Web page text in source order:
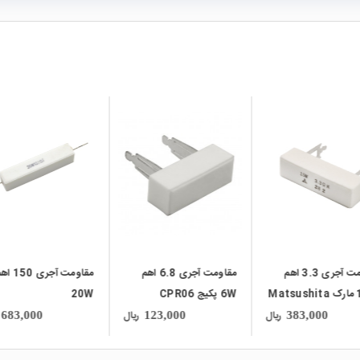
مقاومت آجری 6.8 اهم
123,000 ریال
مقاومت آجری 150 اهم
20W
683,000 ریال
مقاومت
5W
114,000